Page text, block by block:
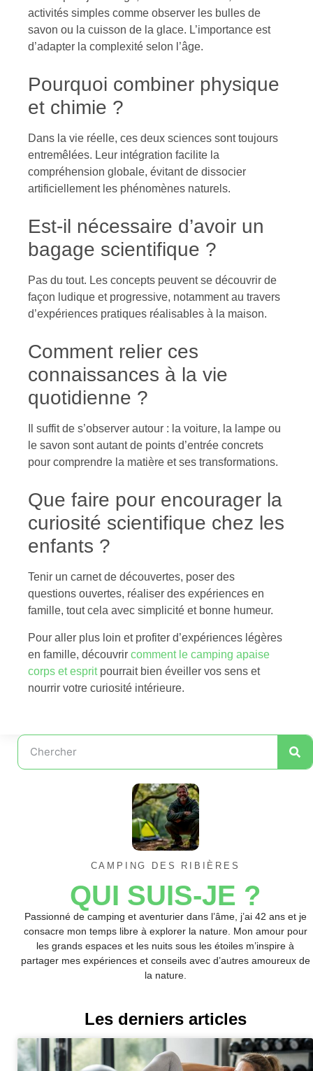
activités simples comme observer les bulles de
savon ou la cuisson de la glace. L’importance est
d’adapter la complexité selon l’âge.
Pourquoi combiner physique
et chimie ?
Dans la vie réelle, ces deux sciences sont toujours
entremêlées. Leur intégration facilite la
compréhension globale, évitant de dissocier
artificiellement les phénomènes naturels.
Est-il nécessaire d’avoir un
bagage scientifique ?
Pas du tout. Les concepts peuvent se découvrir de
façon ludique et progressive, notamment au travers
d’expériences pratiques réalisables à la maison.
Comment relier ces
connaissances à la vie
quotidienne ?
Il suffit de s’observer autour : la voiture, la lampe ou
le savon sont autant de points d’entrée concrets
pour comprendre la matière et ses transformations.
Que faire pour encourager la
curiosité scientifique chez les
enfants ?
Tenir un carnet de découvertes, poser des
questions ouvertes, réaliser des expériences en
famille, tout cela avec simplicité et bonne humeur.
Pour aller plus loin et profiter d’expériences légères
en famille, découvrir comment le camping apaise
corps et espritpourrait bien éveiller vos sens et
nourrir votre curiosité intérieure.
CAMPING DES RIBIÈRES
QUI SUIS-JE ?
Passionné de camping et aventurier dans l’âme, j’ai 42 ans et je
consacre mon temps libre à explorer la nature. Mon amour pour
les grands espaces et les nuits sous les étoiles m’inspire à
partager mes expériences et conseils avec d’autres amoureux de
la nature.
Les derniers articles